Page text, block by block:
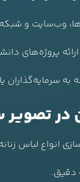
وب‌سایت و
پروژه‌های
به سرمایه‌گذاران
در
انواع لباس
دقیق.